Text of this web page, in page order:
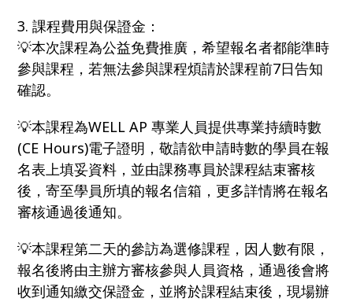
3. 課程費用與保證金：
💡本次課程為公益免費推廣，希望報名者都能準時
參與課程，若無法參與課程煩請於課程前7日告知
確認。
💡本課程為WELL AP 專業人員提供專業持續時數
(CE Hours)電子證明，敬請欲申請時數的學員在報
名表上填妥資料，並由課務專員於課程結束審核
後，寄至學員所填的報名信箱，更多詳情將在報名
審核通過後通知。
💡本課程第二天的參訪為選修課程，因人數有限，
報名後將由主辦方審核參與人員資格，通過後會將
收到通知繳交保證金，並將於課程結束後，現場辦